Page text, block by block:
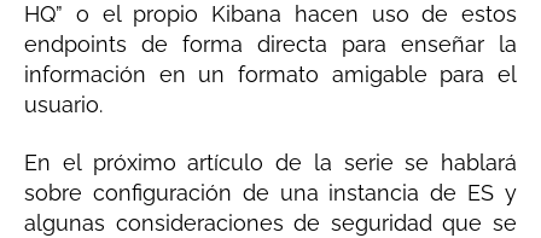
HQ” o el propio Kibana hacen uso de estos
endpoints de forma directa para enseñar la
información en un formato amigable para el
usuario.
En el próximo artículo de la serie se hablará
sobre configuración de una instancia de ES y
algunas consideraciones de seguridad que se